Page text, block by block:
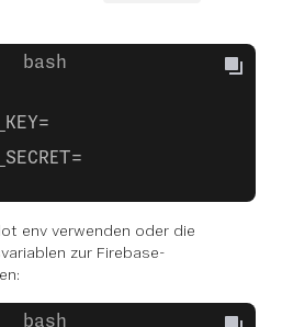
env verwenden oder die
zur Firebase-